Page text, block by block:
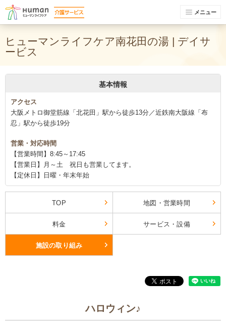
メニュー
ヒューマンライフケア南花田の湯 | デイサ
ービス
基本情報
アクセス
大阪メトロ御堂筋線「北花田」駅から徒歩13分／近鉄南大阪線「布
忍」駅から徒歩19分
営業・対応時間
【営業時間】8:45～17:45
【営業日】月～土 祝日も営業してます。
【定休日】日曜・年末年始
TOP 地図・営業時間
料金 サービス・設備
施設の取り組み
ハロウィン♪